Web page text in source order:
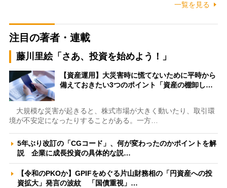
一覧を見る
注目の著者・連載
藤川里絵「さあ、投資を始めよう！」
【資産運用】大災害時に慌てないために平時から
備えておきたい3つのポイント「資産の棚卸し…
大規模な災害が起きると、株式市場が大きく動いたり、取引環
境が不安定になったりすることがある。一方…
5年ぶり改訂の「CGコード」、何が変わったのかポイントを解
説 企業に成長投資の具体的な説…
【令和のPKOか】GPIFをめぐる片山財務相の「円資産への投
資拡大」発言の波紋 「国債重視」…